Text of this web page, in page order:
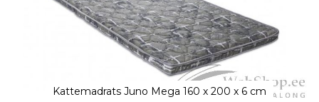
Kattemadrats Juno Mega 160 x 200 x 6 cm